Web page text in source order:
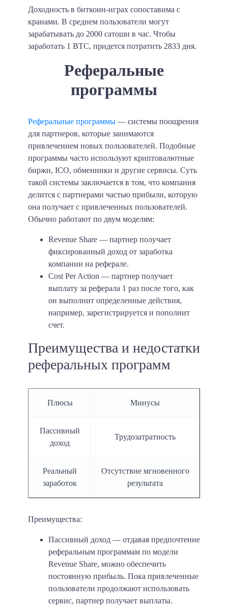
Доходность в биткоин-играх сопоставима с
кранами. В среднем пользователи могут
зарабатывать до 2000 сатоши в час. Чтобы
заработать 1 BTC, придется потратить 2833 дня.
Реферальные
программы
Реферальные программы — системы поощрения
для партнеров, которые занимаются
привлечением новых пользователей. Подобные
программы часто используют криптовалютные
биржи, ICO, обменники и другие сервисы. Суть
такой системы заключается в том, что компания
делится с партнерами частью прибыли, которую
она получает с привлеченных пользователей.
Обычно работают по двум моделям:
Revenue Share — партнер получает
фиксированный доход от заработка
компании на реферале.
Cost Per Action — партнер получает
выплату за реферала 1 раз после того, как
он выполнит определенные действия,
например, зарегистрируется и пополнит
счет.
Преимущества и недостатки
реферальных программ
Плюсы Минусы
Пассивный
доход
Трудозатратность
Реальный
заработок
Отсутствие мгновенного
результата
Преимущества:
Пассивный доход — отдавая предпочтение
реферальным программам по модели
Revenue Share, можно обеспечить
постоянную прибыль. Пока привлеченные
пользователи продолжают использовать
сервис, партнер получает выплаты.